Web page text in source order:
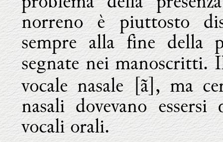
norreno è piuttosto
sempre alla fine della
segnate nei manoscritti.
vocale nasale [ã], ma
nasali dovevano
vocali orali.